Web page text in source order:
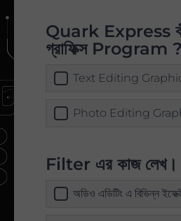
Quark Express
গ্রাফিক্স Program ?
Text Editing
Photo Editing
Filter এর কাজ লেখ।
অডিও এডিটিং এ বিভিন্ন